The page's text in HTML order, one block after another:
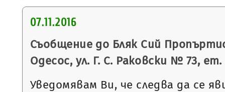
07.11.2016
Съобщение до Бляк Сий
Одесос, ул. Г. С. Раковски № 73, ет.
Уведомявам Ви, че следва да се